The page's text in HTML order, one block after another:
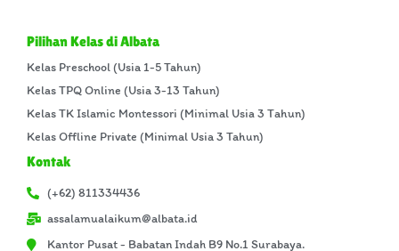
Pilihan Kelas di Albata
Kelas Preschool (Usia 1-5 Tahun)
Kelas TPQ Online (Usia 3-13 Tahun)
Kelas TK Islamic Montessori (Minimal Usia 3 Tahun)
Kelas Offline Private (Minimal Usia 3 Tahun)
Kontak
(+62) 811334436
assalamualaikum@albata.id
Kantor Pusat - Babatan Indah B9 No.1 Surabaya.